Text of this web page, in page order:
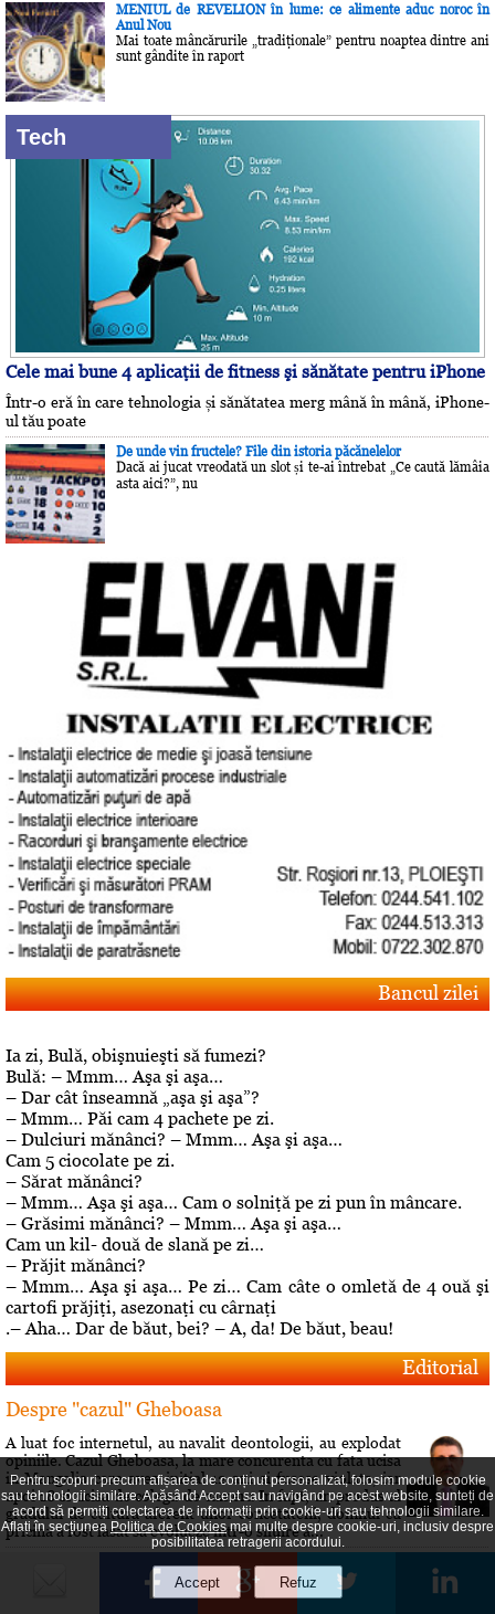
MENIUL de REVELION în lume: ce alimente aduc noroc în
Anul Nou
Mai toate mâncărurile „tradiţionale” pentru noaptea dintre ani
sunt gândite în raport
Tech
Cele mai bune 4 aplicaţii de fitness şi sănătate pentru iPhone
Într-o eră în care tehnologia și sănătatea merg mână în mână, iPhone-
ul tău poate
De unde vin fructele? File din istoria păcănelelor
Dacă ai jucat vreodată un slot și te-ai întrebat „Ce caută lămâia
asta aici?”, nu
Bancul zilei
Ia zi, Bulă, obişnuieşti să fumezi?
Bulă: – Mmm… Aşa şi aşa…
– Dar cât înseamnă „aşa şi aşa”?
– Mmm… Păi cam 4 pachete pe zi.
– Dulciuri mănânci? – Mmm… Aşa şi aşa…
Cam 5 ciocolate pe zi.
– Sărat mănânci?
– Mmm… Aşa şi aşa… Cam o solniţă pe zi pun în mâncare.
– Grăsimi mănânci? – Mmm… Aşa şi aşa…
Cam un kil- două de slană pe zi…
– Prăjit mănânci?
– Mmm… Aşa şi aşa… Pe zi… Cam câte o omletă de 4 ouă şi
cartofi prăjiţi, asezonaţi cu cârnaţi
.– Aha… Dar de băut, bei? – A, da! De băut, beau!
Editorial
Despre "cazul" Gheboasa
A luat foc internetul, au navalit deontologii, au explodat
opiniile. Cazul Gheboasa, la mare concurenta cu fata ucisa
in Mangalia care avea initial 12 ani si fusese violata, iar
apoi 18 si ucisa de colega de camera In fapt, un produs al
gradului de cultura aferent unor concetateni, domnul cu
pricina a fost lasat sa evolueze intr-o siluire a...
Roberta vs Volo! Game, set: Roberta! Partida încă se
Pentru scopuri precum afișarea de conținut personalizat, folosim module cookie
sau tehnologii similare. Apăsând Accept sau navigând pe acest website, sunteți de
acord să permiți colectarea de informații prin cookie-uri sau tehnologii similare.
Aflați în secțiuneaPolitica de Cookiesmai multe despre cookie-uri, inclusiv despre
posibilitatea retragerii acordului.